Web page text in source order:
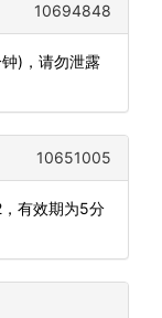
10694848
)，请勿泄露
10651005
有效期为5分